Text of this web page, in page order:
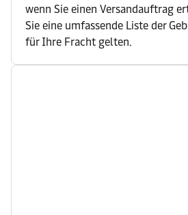
wenn Sie einen Versandauftrag
Sie eine umfassende Liste der
für Ihre Fracht gelten.